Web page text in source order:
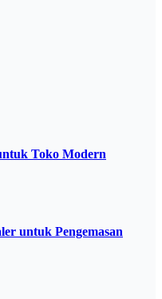
Toko Modern
untuk Pengemasan